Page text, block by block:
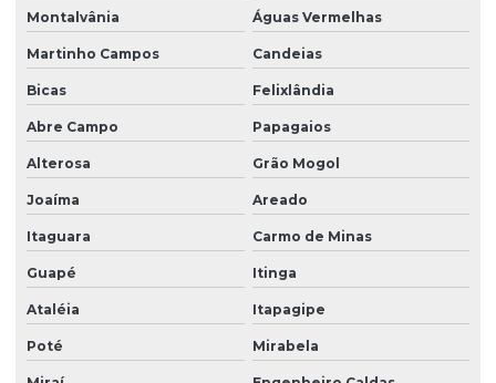
Montalvânia Águas Vermelhas
Martinho Campos Candeias
Bicas Felixlândia
Abre Campo Papagaios
Alterosa Grão Mogol
Joaíma Areado
Itaguara Carmo de Minas
Guapé Itinga
Ataléia Itapagipe
Poté Mirabela